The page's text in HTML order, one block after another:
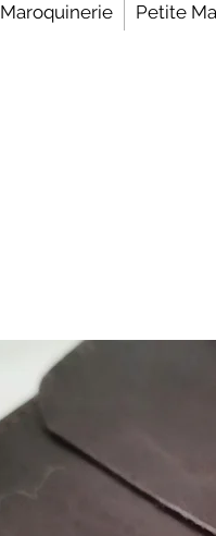
Maroquinerie Petite